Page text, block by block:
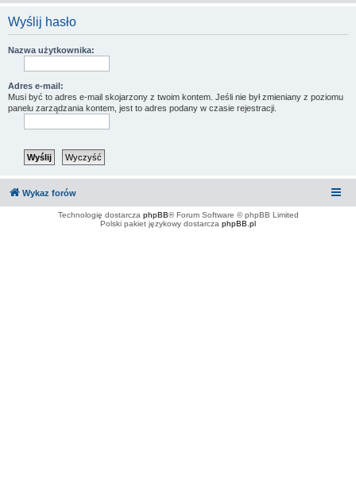
Wyślij hasło
Nazwa użytkownika:
Adres e-mail:
Musi być to adres e-mail skojarzony z twoim kontem. Jeśli nie był zmieniany z poziomu
panelu zarządzania kontem, jest to adres podany w czasie rejestracji.
Wykaz forów
Technologię dostarcza phpBB® Forum Software © phpBB Limited
Polski pakiet językowy dostarcza phpBB.pl